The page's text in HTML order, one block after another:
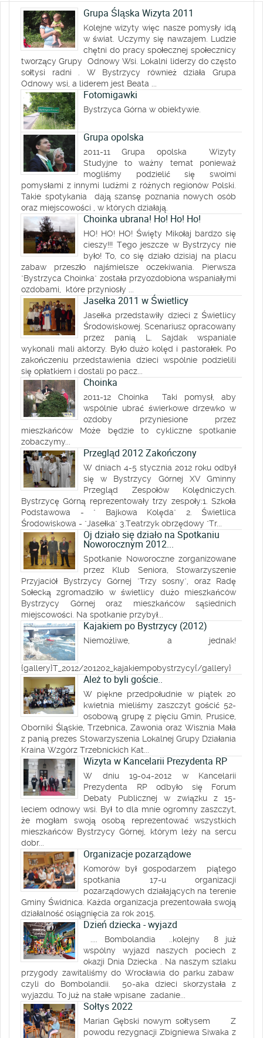
Grupa Śląska Wizyta 2011
Kolejne wizyty więc nasze pomysły idą
w świat. Uczymy się nawzajem. Ludzie
chętni do pracy społecznej społecznicy
tworzący Grupy Odnowy Wsi. Lokalni liderzy do często
sołtysi radni . W Bystrzycy również działa Grupa
Odnowy wsi, a liderem jest Beata ...
Fotomigawki
Bystrzyca Górna w obiektywie.
Grupa opolska
2011-11 Grupa opolska Wizyty
Studyjne to ważny temat ponieważ
mogliśmy podzielić się swoimi
pomysłami z innymi ludżmi z różnych regionów Polski.
Takie spotykania dają szansę poznania nowych osób
oraz miejscowości , w których działają.
Choinka ubrana! Ho! Ho! Ho!
HO! HO! HO! Święty Mikołaj bardzo się
cieszy!!! Tego jeszcze w Bystrzycy nie
było! To, co się działo dzisiaj na placu
zabaw przeszło najśmielsze oczekiwania. Pierwsza
"Bystrzyca Choinka" została przyozdobiona wspaniałymi
ozdobami, które przyniosły ...
Jasełka 2011 w Świetlicy
Jasełka przedstawiły dzieci z Świetlicy
Środowiskowej. Scenariusz opracowany
przez panią L. Sajdak wspaniale
wykonali mali aktorzy. Było dużo kolęd i pastorałek. Po
zakończeniu przedstawienia dzieci wspólnie podzielili
się opłatkiem i dostali po pacz...
Choinka
2011-12 Choinka Taki pomysł, aby
wspólnie ubrać świerkowe drzewko w
ozdoby przyniesione przez
mieszkańców Może będzie to cykliczne spotkanie
zobaczymy...
Przegląd 2012 Zakończony
W dniach 4-5 stycznia 2012 roku odbył
się w Bystrzycy Górnej XV Gminny
Przegląd Zespołów Kolędniczych.
Bystrzycę Górną reprezentowały trzy zespoły:1. Szkoła
Podstawowa - " Bajkowa Kolęda" 2. Świetlica
Środowiskowa - "Jasełka" 3.Teatrzyk obrzędowy "Tr...
Oj działo się działo na Spotkaniu
Noworocznym 2012...
Spotkanie Noworoczne zorganizowane
przez Klub Seniora, Stowarzyszenie
Przyjaciół Bystrzycy Górnej "Trzy sosny", oraz Radę
Sołecką zgromadziło w świetlicy dużo mieszkańców
Bystrzycy Górnej oraz mieszkańców sąsiednich
miejscowości. Na spotkanie przybył...
Kajakiem po Bystrzycy (2012)
Niemożliwe, a jednak!
{gallery}T_2012/201202_kajakiempobystrzycy{/gallery}
Ależ to byli goście..
W piękne przedpołudnie w piątek 20
kwietnia mieliśmy zaszczyt gościć 52-
osobową grupę z pięciu Gmin, Prusice,
Oborniki Śląskie, Trzebnica, Zawonia oraz Wisznia Mała
z panią prezes Stowarzyszenia Lokalnej Grupy Działania
Kraina Wzgórz Trzebnickich Kat...
Wizyta w Kancelarii Prezydenta RP
W dniu 19-04-2012 w Kancelarii
Prezydenta RP odbyło się Forum
Debaty Publicznej w związku z 15-
leciem odnowy wsi. Był to dla mnie ogromny zaszczyt,
że mogłam swoją osobą reprezentować wszystkich
mieszkańców Bystrzycy Górnej, którym leży na sercu
dobr...
Organizacje pozarządowe
Komorów był gospodarzem piątego
spotkania 17-u organizacji
pozarządowych działających na terenie
Gminy Świdnica. Każda organizacja prezentowała swoją
działalność osiągnięcia za rok 2015.
Dzień dziecka - wyjazd
.... Bombolandia ..kolejny 8 już
wspólny wyjazd naszych pociech z
okazji Dnia Dziecka . Na naszym szlaku
przygody zawitaliśmy do Wrocławia do parku zabaw
czyli do Bombolandii. 50-aka dzieci skorzystała z
wyjazdu. To już na stałe wpisane zadanie...
Sołtys 2022
Marian Gębski nowym sołtysem Z
powodu rezygnacji Zbigniewa Siwaka z